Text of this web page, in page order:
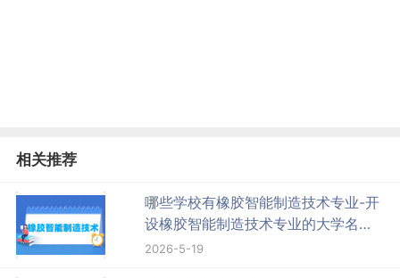
相关推荐
哪些学校有橡胶智能制造技术专业-开
设橡胶智能制造技术专业的大学名单
一览表
2026-5-19